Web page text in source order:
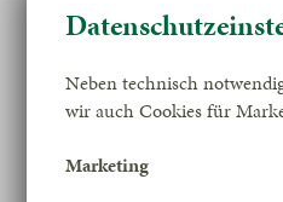
Neben technisch
wir auch Cookies für
Marketing